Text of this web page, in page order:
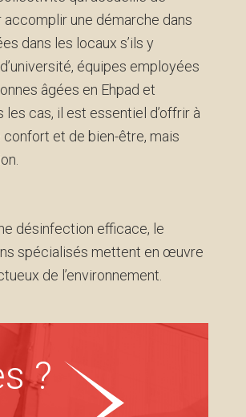
une démarche dans
dans les locaux s’ils y
équipes employées
âgées en Ehpad et
cas, il est essentiel d’offrir à
et de bien-être, mais
désinfection efficace, le
spécialisés mettent en œuvre
de l’environnement.
?